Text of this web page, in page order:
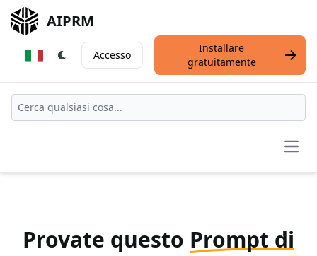
AIPRM
Accesso
Installare
gratuitamente
Provate questo Prompt di